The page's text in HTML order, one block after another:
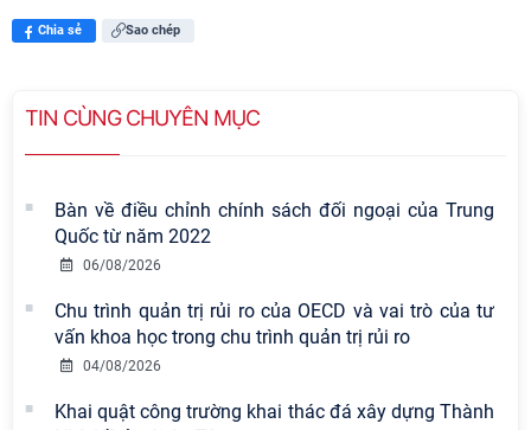
Chia sẻ Sao chép
TIN CÙNG CHUYÊN MỤC
Bàn về điều chỉnh chính sách đối ngoại của Trung
Quốc từ năm 2022
06/08/2026
Chu trình quản trị rủi ro của OECD và vai trò của tư
vấn khoa học trong chu trình quản trị rủi ro
04/08/2026
Khai quật công trường khai thác đá xây dựng Thành